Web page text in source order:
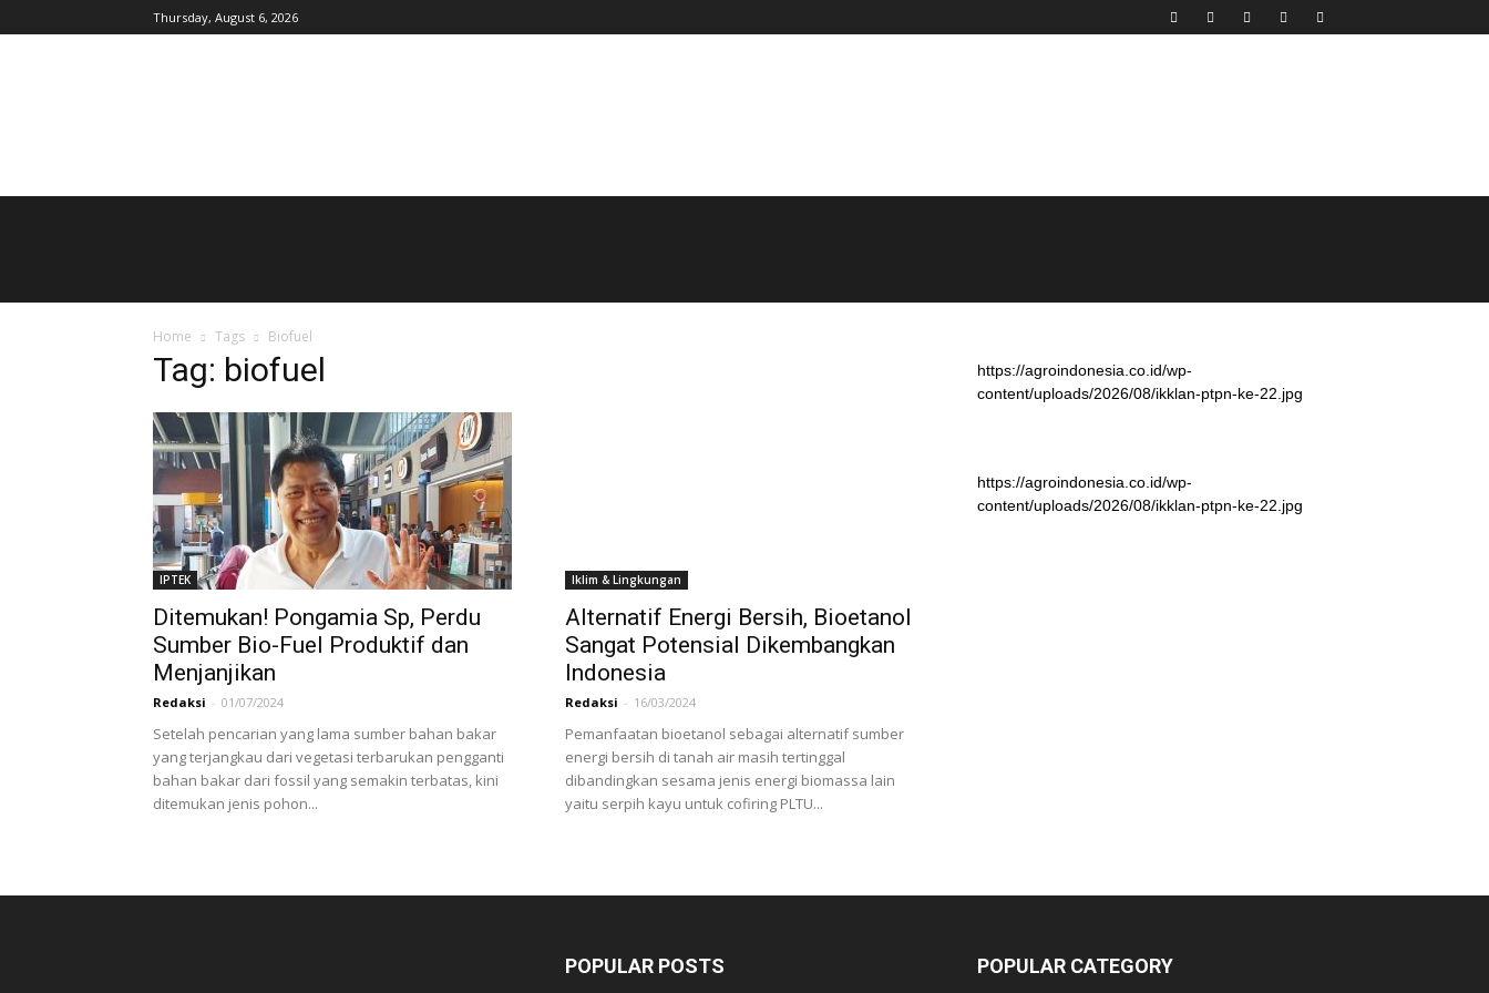
Thursday, August 6, 2026
Home Tags Biofuel
Tag: biofuel
IPTEK
Ditemukan! Pongamia Sp, Perdu
Sumber Bio-Fuel Produktif dan
Menjanjikan
Redaksi - 01/07/2024
Setelah pencarian yang lama sumber bahan bakar
yang terjangkau dari vegetasi terbarukan pengganti
bahan bakar dari fossil yang semakin terbatas, kini
ditemukan jenis pohon...
Iklim & Lingkungan
Alternatif Energi Bersih, Bioetanol
Sangat Potensial Dikembangkan
Indonesia
Redaksi - 16/03/2024
Pemanfaatan bioetanol sebagai alternatif sumber
energi bersih di tanah air masih tertinggal
dibandingkan sesama jenis energi biomassa lain
yaitu serpih kayu untuk cofiring PLTU...
https://agroindonesia.co.id/wp-
content/uploads/2026/08/ikklan-ptpn-ke-22.jpg
https://agroindonesia.co.id/wp-
content/uploads/2026/08/ikklan-ptpn-ke-22.jpg
POPULAR POSTS POPULAR CATEGORY